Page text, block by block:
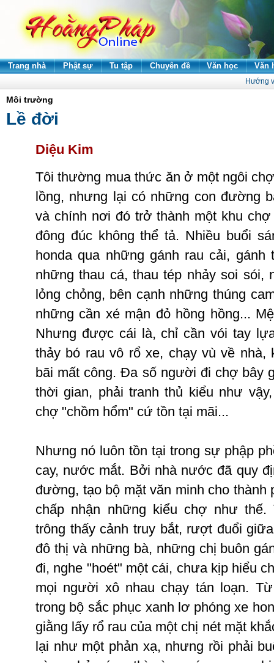
Trang nhà Phật sự Tu tập Chuyên đề Văn học Văn
Hướng
Môi trường
Lề đời
Diệu Kim
Tôi thường mua thức ăn ở một ngôi chợ
lồng, nhưng lại có những con đường
và chính nơi đó trở thành một khu chợ
đông đúc không thể tả. Nhiều buổi
hondaqua những gánh rau cải, gánh
những thau cá,thau tép nhảy soi sói,
lỏng chỏng, bên cạnh những thúng
những cần xé mận đỏ hồng hồng...
Nhưng được cái là, chỉ cần vói tay
thảy bó rau vô rổ xe, chạy vù về nhà,
bãi mất công.Đa số người đi chợ bây
thời gian, phải tranh thủ kiểu như vậy
chợ "chồm hổm" cứ tồn tại mãi...
Nhưng nó luôn tồn tại trong sự phập
cay, nước mắt. Bởi nhà nước đã quy
đường, tạo bộ mặt văn minh cho thành
chấp nhận những kiểu chợ như thế.
trông thấy cảnh truy bắt, rượt đuổi giữa
đô thị và những bà, những chị buôn
đi, nghe "hoét" một cái, chưa kịp hiểu
mọi người xô nhau chạy tán loạn. Từ
trong bộ sắc phục xanh lơ phóng xe
giằng lấy rổ rau của một chị nét mặt
lại như một phản xạ, nhưng rồi phải